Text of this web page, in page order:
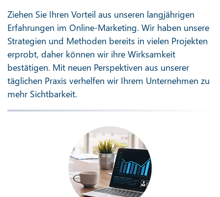
Ziehen Sie Ihren Vorteil aus unseren langjährigen
Erfahrungen im Online-Marketing. Wir haben unsere
Strategien und Methoden bereits in vielen Projekten
erprobt, daher können wir ihre Wirksamkeit
bestätigen. Mit neuen Perspektiven aus unserer
täglichen Praxis verhelfen wir Ihrem Unternehmen zu
mehr Sichtbarkeit.